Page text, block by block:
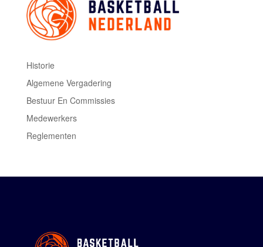
Historie
Algemene Vergadering
Bestuur En Commissies
Medewerkers
Reglementen